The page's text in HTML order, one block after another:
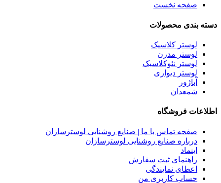
صفحه نخست
دسته بندی محصولات
لوستر کلاسیک
لوستر مدرن
لوستر نئوکلاسیک
لوستر دیواری
آباژور
شمعدان
اطلاعات فروشگاه
صفحه تماس با ما | صنایع روشنایی لوسترسازان
درباره صنایع روشنایی لوسترسازان
اینماد
راهنمای ثبت سفارش
اعطای نمایندگی
حساب کاربری من